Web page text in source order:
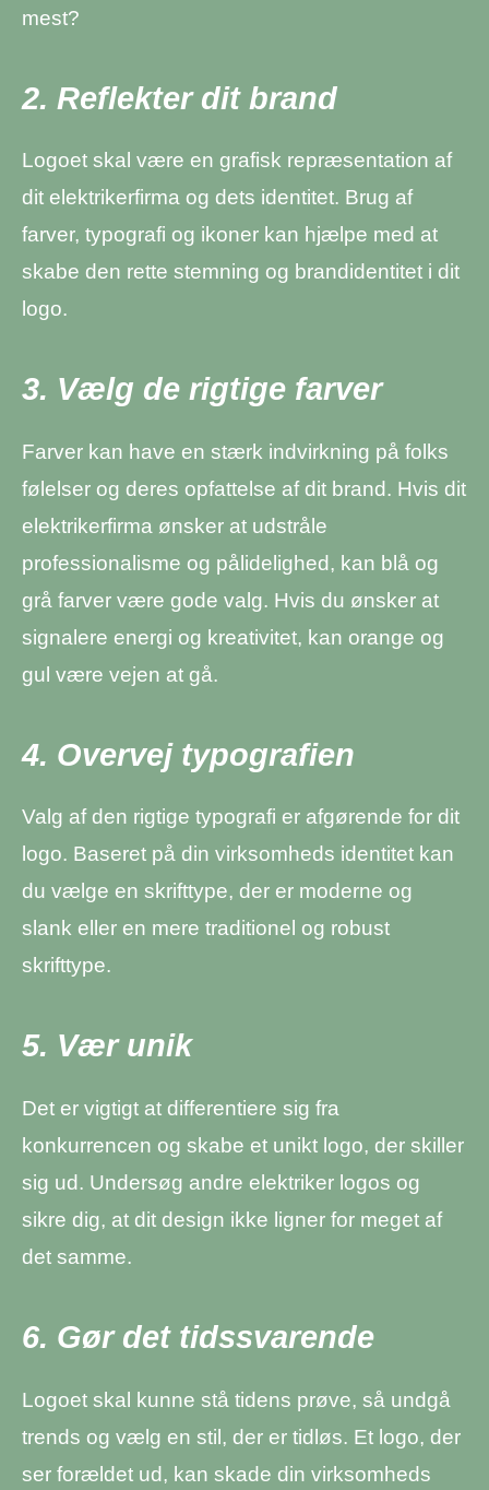
mest?
2. Reflekter dit brand
Logoet skal være en grafisk repræsentation af
dit elektrikerfirma og dets identitet. Brug af
farver, typografi og ikoner kan hjælpe med at
skabe den rette stemning og brandidentitet i dit
logo.
3. Vælg de rigtige farver
Farver kan have en stærk indvirkning på folks
følelser og deres opfattelse af dit brand. Hvis dit
elektrikerfirma ønsker at udstråle
professionalisme og pålidelighed, kan blå og
grå farver være gode valg. Hvis du ønsker at
signalere energi og kreativitet, kan orange og
gul være vejen at gå.
4. Overvej typografien
Valg af den rigtige typografi er afgørende for dit
logo. Baseret på din virksomheds identitet kan
du vælge en skrifttype, der er moderne og
slank eller en mere traditionel og robust
skrifttype.
5. Vær unik
Det er vigtigt at differentiere sig fra
konkurrencen og skabe et unikt logo, der skiller
sig ud. Undersøg andre elektriker logos og
sikre dig, at dit design ikke ligner for meget af
det samme.
6. Gør det tidssvarende
Logoet skal kunne stå tidens prøve, så undgå
trends og vælg en stil, der er tidløs. Et logo, der
ser forældet ud, kan skade din virksomheds